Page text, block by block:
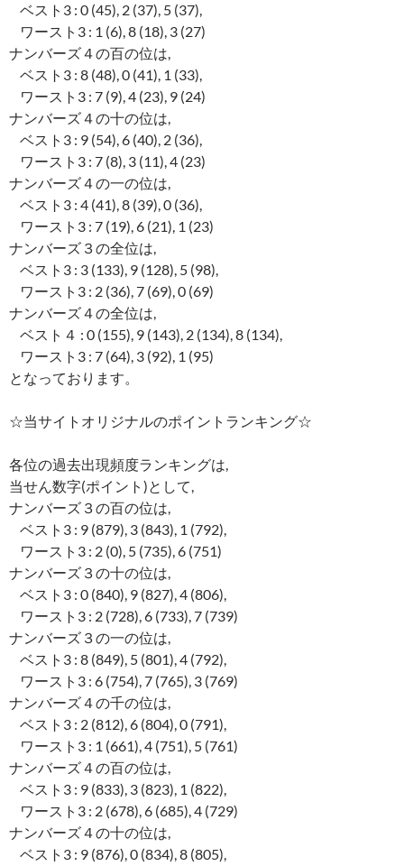
ベスト3 : 0 (45), 2 (37), 5 (37),
ワースト3 : 1 (6), 8 (18), 3 (27)
ナンバーズ４の百の位は,
ベスト3 : 8 (48), 0 (41), 1 (33),
ワースト3 : 7 (9), 4 (23), 9 (24)
ナンバーズ４の十の位は,
ベスト3 : 9 (54), 6 (40), 2 (36),
ワースト3 : 7 (8), 3 (11), 4 (23)
ナンバーズ４の一の位は,
ベスト3 : 4 (41), 8 (39), 0 (36),
ワースト3 : 7 (19), 6 (21), 1 (23)
ナンバーズ３の全位は,
ベスト3 : 3 (133), 9 (128), 5 (98),
ワースト3 : 2 (36), 7 (69), 0 (69)
ナンバーズ４の全位は,
ベスト４ : 0 (155), 9 (143), 2 (134), 8 (134),
ワースト3 : 7 (64), 3 (92), 1 (95)
となっております。
☆当サイトオリジナルのポイントランキング☆
各位の過去出現頻度ランキングは,
当せん数字(ポイント)として,
ナンバーズ３の百の位は,
ベスト3 : 9 (879), 3 (843), 1 (792),
ワースト3 : 2 (0), 5 (735), 6 (751)
ナンバーズ３の十の位は,
ベスト3 : 0 (840), 9 (827), 4 (806),
ワースト3 : 2 (728), 6 (733), 7 (739)
ナンバーズ３の一の位は,
ベスト3 : 8 (849), 5 (801), 4 (792),
ワースト3 : 6 (754), 7 (765), 3 (769)
ナンバーズ４の千の位は,
ベスト3 : 2 (812), 6 (804), 0 (791),
ワースト3 : 1 (661), 4 (751), 5 (761)
ナンバーズ４の百の位は,
ベスト3 : 9 (833), 3 (823), 1 (822),
ワースト3 : 2 (678), 6 (685), 4 (729)
ナンバーズ４の十の位は,
ベスト3 : 9 (876), 0 (834), 8 (805),